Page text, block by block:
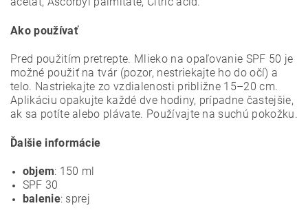
Ako používať
Pred použitím pretrepte. Mlieko na opaľovanie SPF 50 je
možné použiť na tvár (pozor, nestriekajte ho do očí) a
telo. Nastriekajte zo vzdialenosti približne 15–20 cm.
Aplikáciu opakujte každé dve hodiny, prípadne častejšie,
ak sa potíte alebo plávate. Používajte na suchú pokožku.
Ďalšie informácie
objem: 150 ml
SPF 30
balenie: sprej